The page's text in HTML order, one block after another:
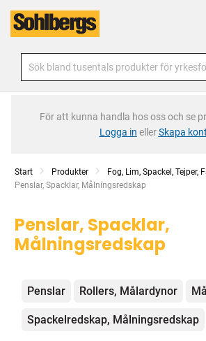
För att kunna handla hos oss och se
Logga in ellerSkapa
Start Produkter
Fog, Lim, Spackel, Tejper,
Current:
Penslar, Spacklar, Målningsredskap
Penslar, Spacklar,
Målningsredskap
Kategorier
Penslar Rollers, Målardynor
Spackelredskap, Målningsredskap